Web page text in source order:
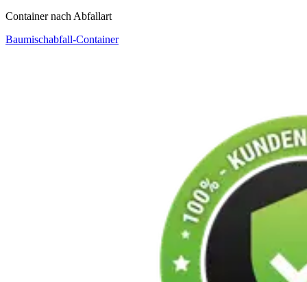
Container nach Abfallart
Baumischabfall-Container